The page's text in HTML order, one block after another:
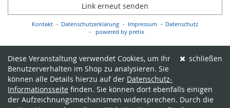
Link erneut senden
Kontakt Datenschutzerklärung Impressum
Datenschutz
powered by pretix
schließen
Diese Veranstaltung verwendet Cookies, um Ihr
Benutzerverhalten im Shop zu analysieren. Sie
können alle Details hierzu auf der Datenschutz-
Informationsseite finden. Sie können dort ebenfalls einigen
der Aufzeichnungsmechanismen widersprechen. Durch die